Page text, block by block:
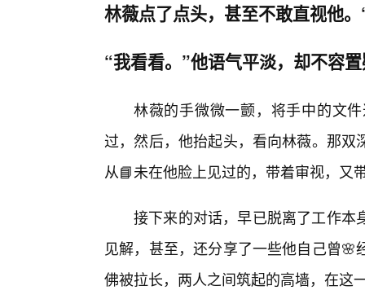
林薇点了点头，甚至不敢直视他
“我看看。”他语气平淡，却不容
林薇的手微微一颤，将手中的文
过，然后，他抬起头，看向林薇。那
从📘未在他脸上见过的，带着审视，又
接下来的对话，早已脱离了工作本
见解，甚至，还分享了一些他自己曾
佛被拉长，两人之间筑起的高墙，在这